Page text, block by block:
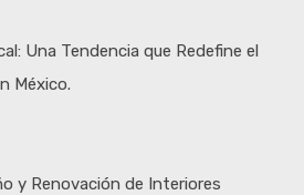
Una Tendencia que Redefine el
México.
y Renovación de Interiores